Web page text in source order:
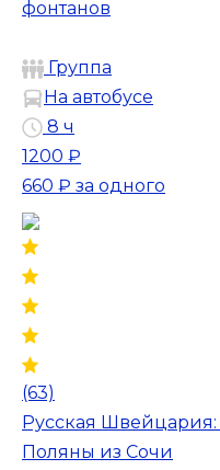
фонтанов
Группа
На автобусе
8 ч
1200 ₽
660 ₽ за одного
(63)
Русская Швейцария:
Поляны из Сочи